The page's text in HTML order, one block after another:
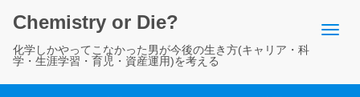
Chemistry or Die?
化学しかやってこなかった男が今後の生き方(キャリア・科
学・生涯学習・育児・資産運用)を考える